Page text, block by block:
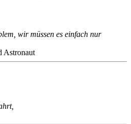
wir müssen es einfach nur
Astronaut